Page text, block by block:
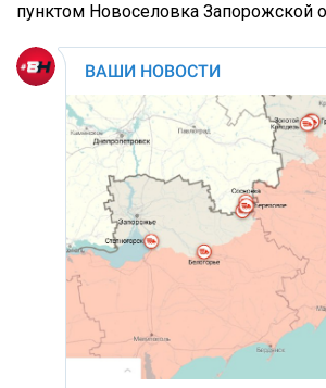
пунктом Новоселовка Запорожской